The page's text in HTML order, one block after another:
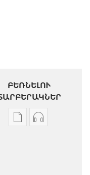
ԲԵՌՆԵԼՈՒ
Թվային